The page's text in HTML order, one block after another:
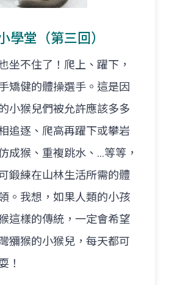
學堂（第三回）
坐不住了！爬上、躍下，
矯健的體操選手。這是因
小猴兒們被允許應該多多
追逐、爬高再躍下或攀岩
成猴、重複跳水、…等等，
鍛練在山林生活所需的體
。我想，如果人類的小孩
這樣的傳統，一定會希望
獼猴的小猴兒，每天都可
！